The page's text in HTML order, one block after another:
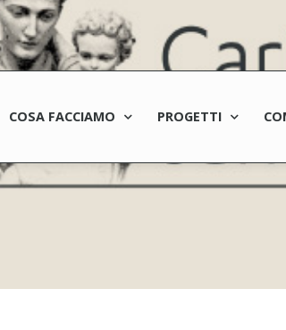
COSA FACCIAMO PROGETTI